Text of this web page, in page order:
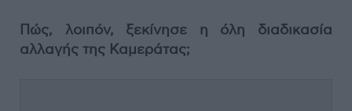
Πώς, λοιπόν, ξεκίνησε η όλη διαδικασία
αλλαγής της Καμεράτας;